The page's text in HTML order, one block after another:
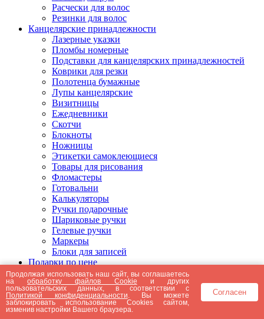
Расчески для волос
Резинки для волос
Канцелярские принадлежности
Лазерные указки
Пломбы номерные
Подставки для канцелярских принадлежностей
Коврики для резки
Полотенца бумажные
Лупы канцелярские
Визитницы
Ежедневники
Скотчи
Блокноты
Ножницы
Этикетки самоклеющиеся
Товары для рисования
Фломастеры
Готовальни
Калькуляторы
Ручки подарочные
Шариковые ручки
Гелевые ручки
Маркеры
Блоки для записей
Подарки по цене
Подарки от 5000 рублей
Подарки до 5000 рублей
Подарки до 3000 рублей
Подарки до 2000 рублей
Подарки до 1000 рублей
Продолжая использовать наш сайт, вы соглашаетесь
наобработку файлов Cookie и других
пользовательских данных, в соответствии с
Политикой конфиденциальности . Вы можете
заблокировать использование Cookies сайтом,
изменив настройки Вашего браузера.
Согласен